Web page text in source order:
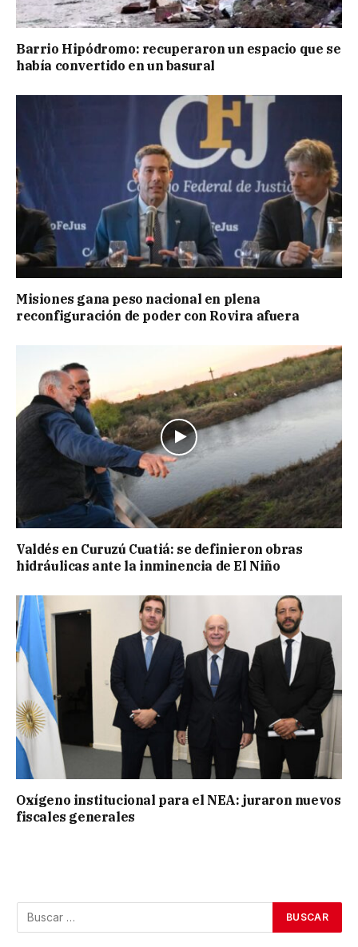
Barrio Hipódromo: recuperaron un espacio que se
había convertido en un basural
Misiones gana peso nacional en plena
reconfiguración de poder con Rovira afuera
Valdés en Curuzú Cuatiá: se definieron obras
hidráulicas ante la inminencia de El Niño
Oxígeno institucional para el NEA: juraron nuevos
fiscales generales